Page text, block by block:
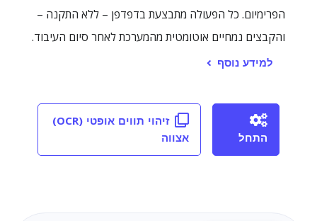
הפרימיום. כל הפעולה מתבצעת בדפדפן – ללא התקנה –
והקבצים נמחיים אוטומטית מהמערכת לאחר סיום העיבוד.
למידע נוסף
זיהוי תווים אופטי (OCR)
אצווה
התחל